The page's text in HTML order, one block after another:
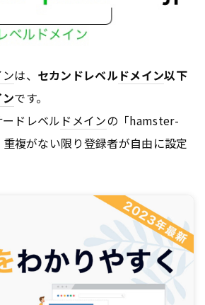
は、 セカンドレベルドメイン以下
です。
ドレベル ドメインの「hamster-
複がない限り登録者が自由に設定